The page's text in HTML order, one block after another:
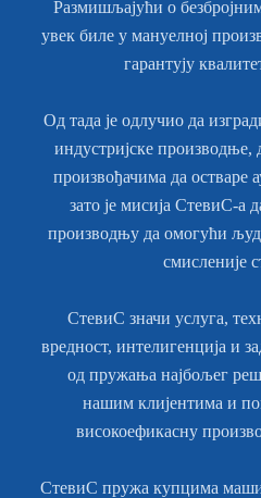
Размишљајући о
увек биле у мануелној
гарантују
Од тада је одлучио да
индустријске
произвођачима да остваре
зато је мисија СтевиС-а
производњу да омогући
смисленије
СтевиС значи услуга,
вредност, интелигенција и
од пружања најбољег
нашим клијентима и
високоефикасну
СтевиС пружа купцима